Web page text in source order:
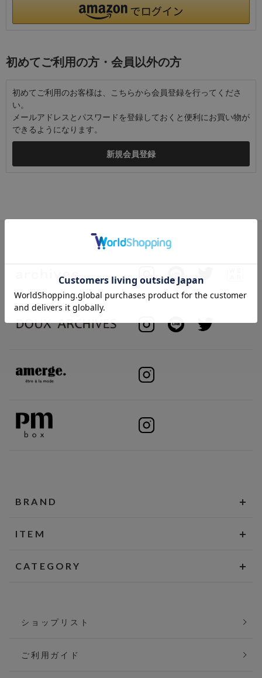
初めてご利用の方・会員以外の方
初めてご利用のお客様は、こちらから会員登録を行ってくださ
い。
メールアドレスとパスワードを登録しておくと便利にお買い物が
できるようになります。
BRAND
ITEM
CATEGORY
ショップリスト
ご利用ガイド